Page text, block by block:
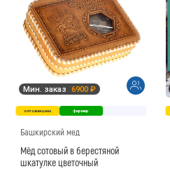
Мин. заказ 6900 ₽
оптовая цена фермер
Башкирский мед
Мёд сотовый в берестяной
шкатулке цветочный